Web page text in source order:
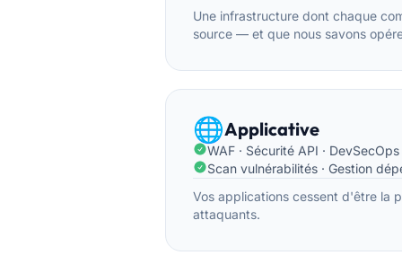
Une infrastructure dont chaque
source — et que nous savons
🌐Applicative
WAF · Sécurité API · DevSecOps
Scan vulnérabilités · Gestion
Vos applications cessent d'être la
attaquants.